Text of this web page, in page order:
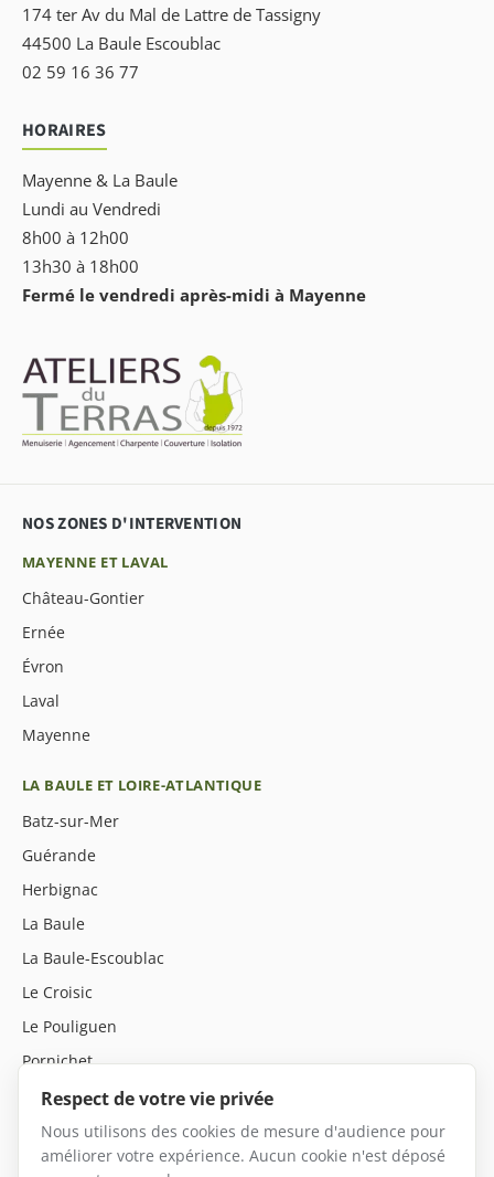
174 ter Av du Mal de Lattre de Tassigny
44500 La Baule Escoublac
02 59 16 36 77
HORAIRES
Mayenne & La Baule
Lundi au Vendredi
8h00 à 12h00
13h30 à 18h00
Fermé le vendredi après-midi à Mayenne
NOS ZONES D'INTERVENTION
MAYENNE ET LAVAL
Château-Gontier
Ernée
Évron
Laval
Mayenne
LA BAULE ET LOIRE-ATLANTIQUE
Batz-sur-Mer
Guérande
Herbignac
La Baule
La Baule-Escoublac
Le Croisic
Le Pouliguen
Pornichet
Saint-André-des-Eaux
Saint-Nazaire
Respect de votre vie privée
Nous utilisons des cookies de mesure d'audience pour
améliorer votre expérience. Aucun cookie n'est déposé